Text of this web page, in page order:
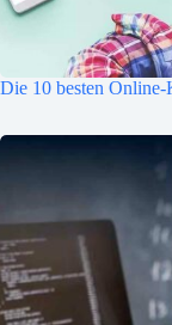
Die 10 besten